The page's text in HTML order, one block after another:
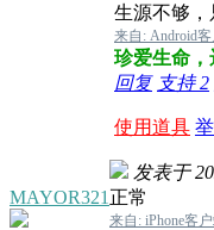
生源不够
来自: Android
珍爱生命
回复 支持2
使用道具
MAYOR321
发表于
正常
来自: iPhone客